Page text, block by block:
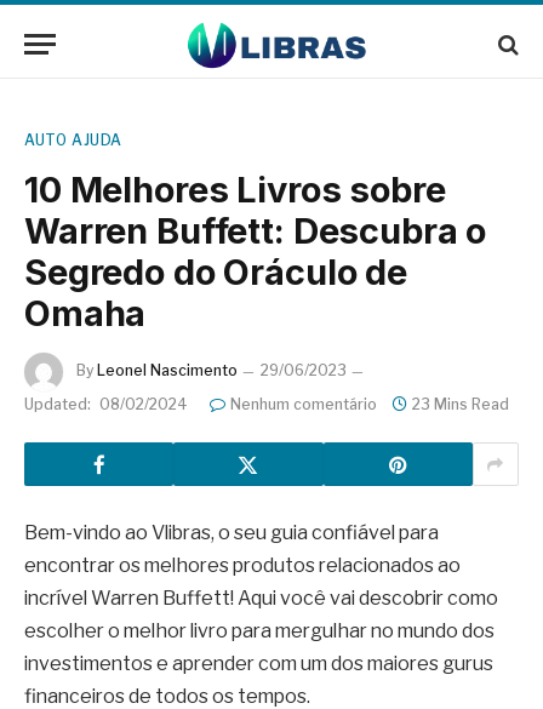
AUTO AJUDA
10 Melhores Livros sobre
Warren Buffett: Descubra o
Segredo do Oráculo de
Omaha
By Leonel Nascimento
29/06/2023
Updated: 08/02/2024 Nenhum comentário 23 Mins Read
Bem-vindo ao Vlibras, o seu guia confiável para
encontrar os melhores produtos relacionados ao
incrível Warren Buffett! Aqui você vai descobrir como
escolher o melhor livro para mergulhar no mundo dos
investimentos e aprender com um dos maiores gurus
financeiros de todos os tempos.